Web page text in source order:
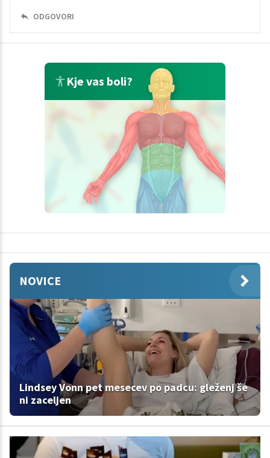
ODGOVORI
Kje vas boli?
NOVICE
Lindsey Vonn pet mesecev po padcu: gleženj še
ni zaceljen